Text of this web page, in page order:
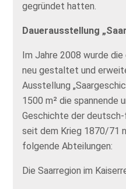
gegründet hatten.
Dauerausstellung
Im Jahre 2008 wurde
neu gestaltet und
Ausstellung
1500 m² die spannende
Geschichte der
seit dem Krieg 1870/71
folgende Abteilungen:
Die Saarregion im